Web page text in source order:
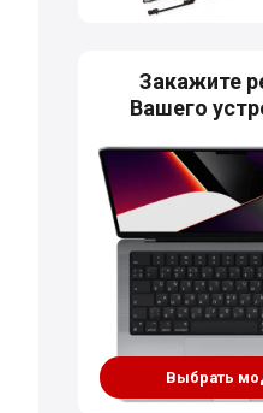
Закажите
Вашего
Выбрать